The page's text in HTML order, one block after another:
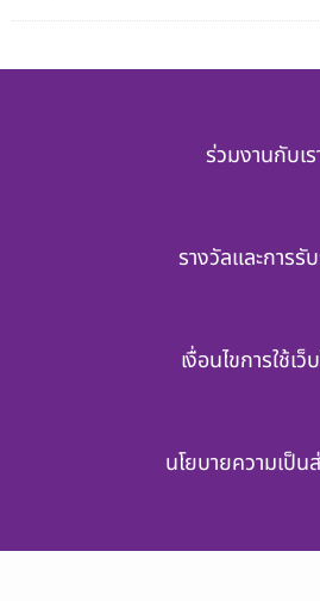
ร่วมงานกับเร
รางวัลและการรั
เงื่อนไขการใช้เว็
นโยบายความเป็น